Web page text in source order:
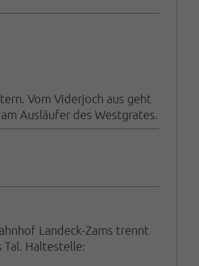
Vom Viderjoch aus geht
Ausläufer des Westgrates.
Landeck-Zams trennt
Haltestelle: